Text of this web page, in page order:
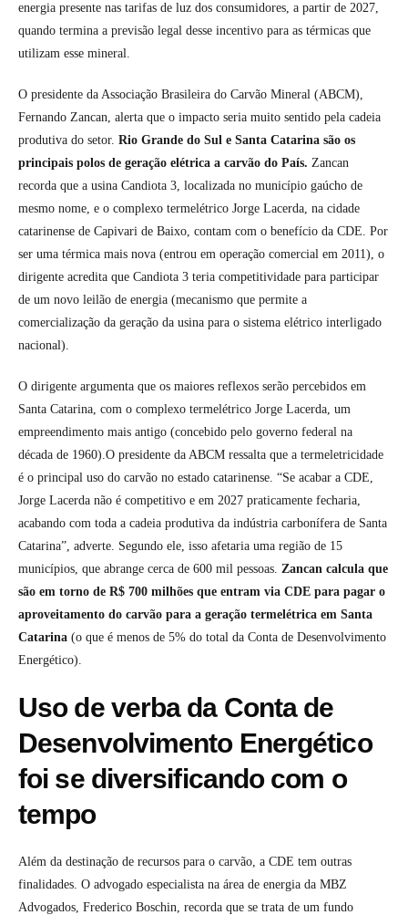
energia presente nas tarifas de luz dos consumidores, a partir de 2027,
quando termina a previsão legal desse incentivo para as térmicas que
utilizam esse mineral.
O presidente da Associação Brasileira do Carvão Mineral (ABCM),
Fernando Zancan, alerta que o impacto seria muito sentido pela cadeia
produtiva do setor. Rio Grande do Sul e Santa Catarina são os
principais polos de geração elétrica a carvão do País. Zancan
recorda que a usina Candiota 3, localizada no município gaúcho de
mesmo nome, e o complexo termelétrico Jorge Lacerda, na cidade
catarinense de Capivari de Baixo, contam com o benefício da CDE. Por
ser uma térmica mais nova (entrou em operação comercial em 2011), o
dirigente acredita que Candiota 3 teria competitividade para participar
de um novo leilão de energia (mecanismo que permite a
comercialização da geração da usina para o sistema elétrico interligado
nacional).
O dirigente argumenta que os maiores reflexos serão percebidos em
Santa Catarina, com o complexo termelétrico Jorge Lacerda, um
empreendimento mais antigo (concebido pelo governo federal na
década de 1960).O presidente da ABCM ressalta que a termeletricidade
é o principal uso do carvão no estado catarinense. “Se acabar a CDE,
Jorge Lacerda não é competitivo e em 2027 praticamente fecharia,
acabando com toda a cadeia produtiva da indústria carbonífera de Santa
Catarina”, adverte. Segundo ele, isso afetaria uma região de 15
municípios, que abrange cerca de 600 mil pessoas. Zancan calcula que
são em torno de R$ 700 milhões que entram via CDE para pagar o
aproveitamento do carvão para a geração termelétrica em Santa
Catarina (o que é menos de 5% do total da Conta de Desenvolvimento
Energético).
Uso de verba da Conta de
Desenvolvimento Energético
foi se diversificando com o
tempo
Além da destinação de recursos para o carvão, a CDE tem outras
finalidades. O advogado especialista na área de energia da MBZ
Advogados, Frederico Boschin, recorda que se trata de um fundo